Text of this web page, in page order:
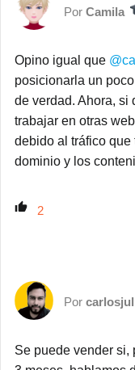
Camila
Opino igual que
posicionarla un
de verdad. Ahora, si
trabajar en otras
debido al tráfico que
dominio y los
2
Se puede vender si,